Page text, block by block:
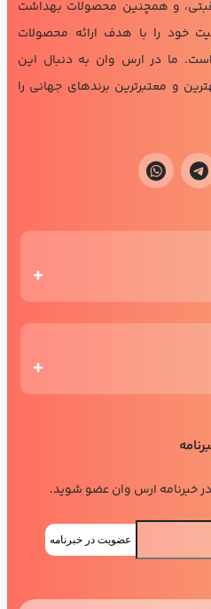
و همچنین محصولات بهداشت
خود را با هدف ارائه محصولات
است. ما در ارس وان به دنبال این
و معتبرترین برندهای جهانی را
در خبرنامه ارس وان عضو شوید.
عضویت در خبرنامه